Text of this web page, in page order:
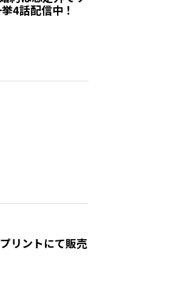
4話配信中！
リントにて販売